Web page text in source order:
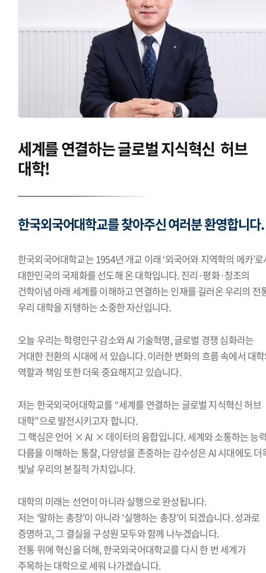
세계를 연결하는글로벌 지식혁신 허브
대학!
한국외국어대학교를 찾아주신 여러분 환영합니다.
한국외국어대학교는 1954년 개교 이래 ‘외국어와 지역학의 메카’로
대한민국의 국제화를 선도해 온 대학입니다. 진리·평화·창조의
건학이념 아래 세계를 이해하고 연결하는 인재를 길러온 우리의 전
우리 대학을 지탱하는 소중한 자산입니다.
오늘 우리는 학령인구 감소와 AI 기술혁명, 글로벌 경쟁 심화라는
거대한 전환의 시대에 서 있습니다. 이러한 변화의 흐름 속에서 대
역할과 책임 또한 더욱 중요해지고 있습니다.
저는 한국외국어대학교를 “세계를 연결하는 글로벌 지식혁신 허브
대학”으로 발전시키고자 합니다.
그 핵심은 언어 × AI × 데이터의 융합입니다. 세계와 소통하는 능
다름을 이해하는 통찰, 다양성을 존중하는 감수성은 AI 시대에도 더
빛날 우리의 본질적 가치입니다.
대학의 미래는 선언이 아니라 실행으로 완성됩니다.
저는 ‘말하는 총장’이 아니라 ‘실행하는 총장’이 되겠습니다. 성과로
증명하고, 그 결실을 구성원 모두와 함께 나누겠습니다.
전통 위에 혁신을 더해, 한국외국어대학교를 다시 한 번 세계가
주목하는 대학으로 세워 나가겠습니다.